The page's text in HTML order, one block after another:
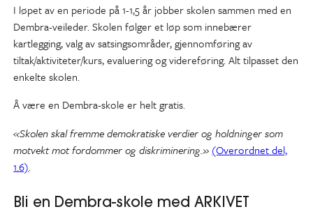
I løpet av en periode på 1-1,5 år jobber skolen sammen med en
Dembra-veileder. Skolen følger et løp som innebærer
kartlegging, valg av satsingsområder, gjennomføring av
tiltak/aktiviteter/kurs, evaluering og videreføring. Alt tilpasset den
enkelte skolen.
Å være en Dembra-skole er helt gratis.
«Skolen skal fremme demokratiske verdier og holdninger som
motvekt mot fordommer og diskriminering.» (Overordnet del,
1.6).
Bli en Dembra-skole med ARKIVET